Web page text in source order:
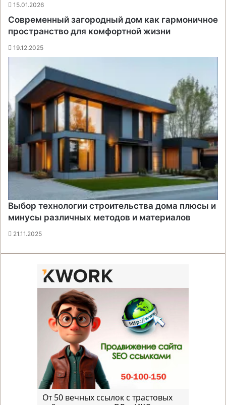
15.01.2026
Современный загородный дом как гармоничное
пространство для комфортной жизни
19.12.2025
Выбор технологии строительства дома плюсы и
минусы различных методов и материалов
21.11.2025